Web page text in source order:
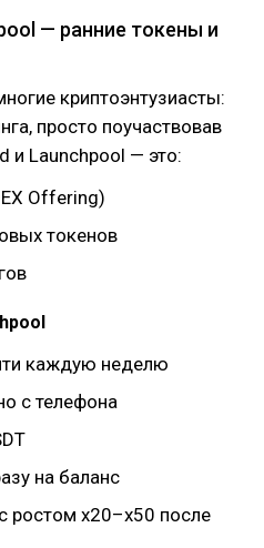
— ранние токены и
криптоэнтузиасты:
просто поучаствовав
и Launchpool — это:
Offering)
токенов
каждую неделю
с телефона
на баланс
ростом x20–x50 после